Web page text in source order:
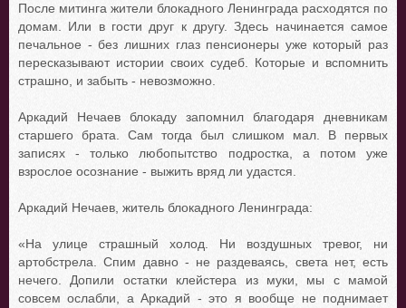
После митинга жители блокадного Ленинграда расходятся по
домам. Или в гости друг к другу. Здесь начинается самое
печальное - без лишних глаз пенсионеры уже который раз
пересказывают истории своих судеб. Которые и вспомнить
страшно, и забыть - невозможно.
Аркадий Нечаев блокаду запомнил благодаря дневникам
старшего брата. Сам тогда был слишком мал. В первых
записях - только любопытство подростка, а потом уже
взрослое осознание - выжить вряд ли удастся.
Аркадий Нечаев, житель блокадного Ленинграда:
«На улице страшный холод. Ни воздушных тревог, ни
артобстрела. Спим давно - не раздеваясь, света нет, есть
нечего. Допили остатки клейстера из муки, мы с мамой
совсем ослабли, а Аркадий - это я вообще не поднимает